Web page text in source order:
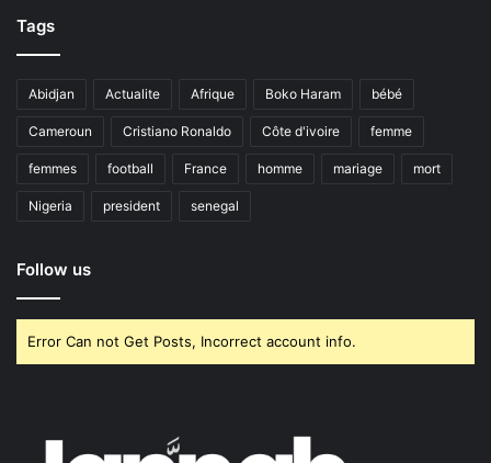
Tags
Abidjan Actualite Afrique Boko Haram bébé
Cameroun Cristiano Ronaldo Côte d'ivoire femme
femmes football France homme mariage mort
Nigeria president senegal
Follow us
Error Can not Get Posts, Incorrect account info.